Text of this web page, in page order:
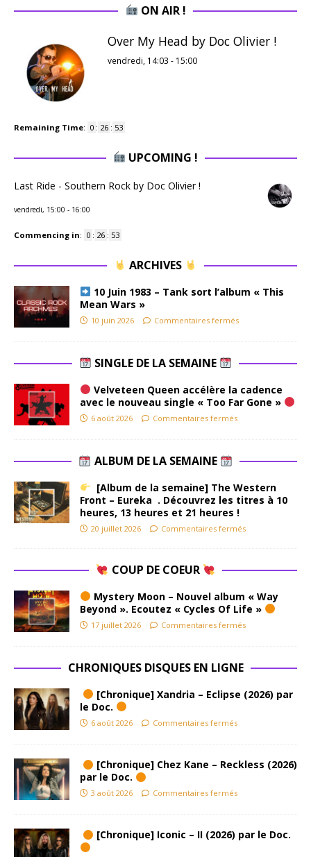
ON AIR !
Over My Head by Doc Olivier !
vendredi, 14:03 - 15:00
Remaining Time: 0 : 26 : 52
UPCOMING !
Last Ride - Southern Rock by Doc Olivier !
vendredi, 15:00 - 16:00
Commencing in: 0 : 26 : 52
ARCHIVES
10 Juin 1983 – Tank sort l’album « This
Mean Wars »
10 juin 2026 Commentaires fermés
SINGLE DE LA SEMAINE
Velveteen Queen accélère la cadence
avec le nouveau single « Too Far Gone »
6 août 2026 Commentaires fermés
ALBUM DE LA SEMAINE
[Album de la semaine] The Western
Front – Eureka . Découvrez les titres à 10
heures, 13 heures et 21 heures !
20 juillet 2026 Commentaires fermés
COUP DE COEUR
Mystery Moon – Nouvel album « Way
Beyond ». Ecoutez « Cycles Of Life »
17 juillet 2026 Commentaires fermés
CHRONIQUES DISQUES EN LIGNE
[Chronique] Xandria – Eclipse (2026) par
le Doc.
6 août 2026 Commentaires fermés
[Chronique] Chez Kane – Reckless (2026)
par le Doc.
3 août 2026 Commentaires fermés
[Chronique] Iconic – II (2026) par le Doc.